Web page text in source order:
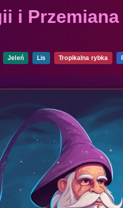
i
Jeleń Lis Tropikalna rybka